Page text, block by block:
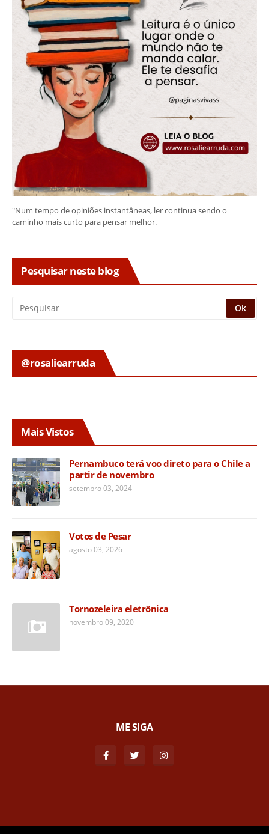
"Num tempo de opiniões instantâneas, ler continua sendo o
caminho mais curto para pensar melhor.
Pesquisar neste blog
@rosaliearruda
Mais Vistos
Pernambuco terá voo direto para o Chile a
partir de novembro
setembro 03, 2024
Votos de Pesar
agosto 03, 2026
Tornozeleira eletrônica
novembro 09, 2020
ME SIGA